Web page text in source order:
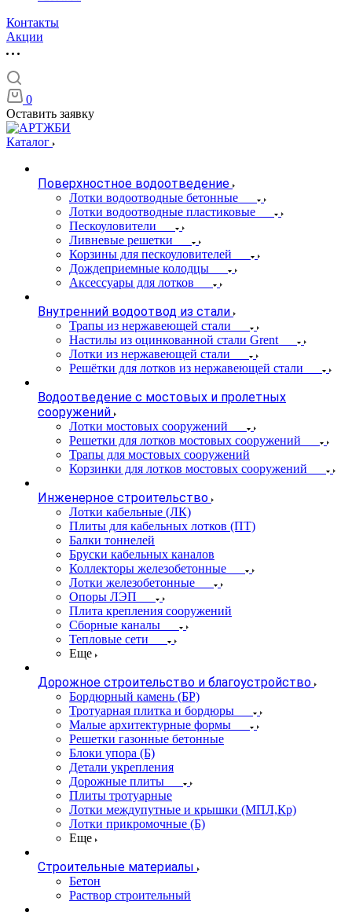
Контакты
Акции
0
Оставить заявку
Каталог
Поверхностное водоотведение
Лотки водоотводные бетонные
Лотки водоотводные пластиковые
Пескоуловители
Ливневые решетки
Корзины для пескоуловителей
Дождеприемные колодцы
Аксессуары для лотков
Внутренний водоотвод из стали
Трапы из нержавеющей стали
Настилы из оцинкованной стали Grent
Лотки из нержавеющей стали
Решётки для лотков из нержавеющей стали
Водоотведение с мостовых и пролетных
сооружений
Лотки мостовых сооружений
Решетки для лотков мостовых сооружений
Трапы для мостовых сооружений
Корзинки для лотков мостовых сооружений
Инженерное строительство
Лотки кабельные (ЛК)
Плиты для кабельных лотков (ПТ)
Балки тоннелей
Бруски кабельных каналов
Коллекторы железобетонные
Лотки железобетонные
Опоры ЛЭП
Плита крепления сооружений
Сборные каналы
Тепловые сети
Еще
Дорожное строительство и благоустройство
Бордюрный камень (БР)
Тротуарная плитка и бордюры
Малые архитектурные формы
Решетки газонные бетонные
Блоки упора (Б)
Детали укрепления
Дорожные плиты
Плиты тротуарные
Лотки междупутные и крышки (МПЛ,Кр)
Лотки прикромочные (Б)
Еще
Строительные материалы
Бетон
Раствор строительный